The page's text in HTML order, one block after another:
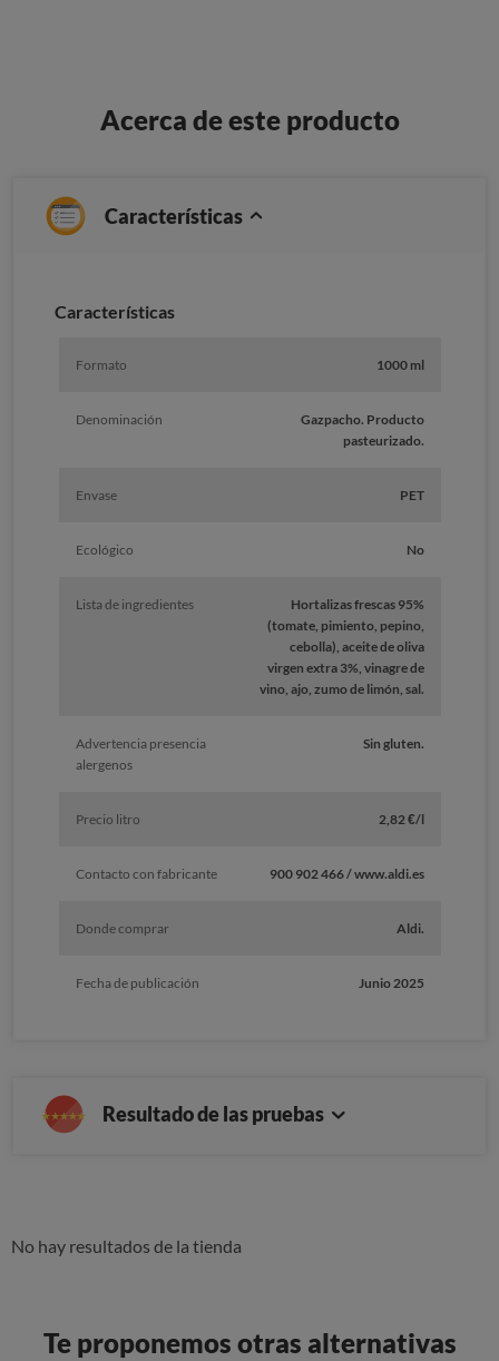
Acerca de este producto
Características
Caracterí­sticas
Formato 1000 ml
Denominación
Gazpacho. Producto
pasteurizado.
Envase PET
Ecológico No
Lista de ingredientes
Hortalizas frescas 95%
(tomate, pimiento, pepino,
cebolla), aceite de oliva
virgen extra 3%, vinagre de
vino, ajo, zumo de limón, sal.
Advertencia presencia
alergenos
Sin gluten.
Precio litro 2,82 €/l
Contacto con fabricante 900 902 466 / www.aldi.es
Donde comprar Aldi.
Fecha de publicación Junio 2025
Resultado de las pruebas
No hay resultados de la tienda
Te proponemos otras alternativas